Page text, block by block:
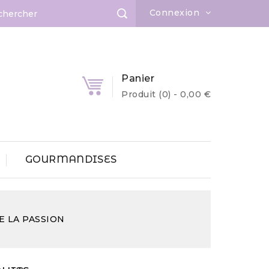
Connexion
Panier
Produit (0) - 0,00 €
GOURMANDISES
LA PASSION